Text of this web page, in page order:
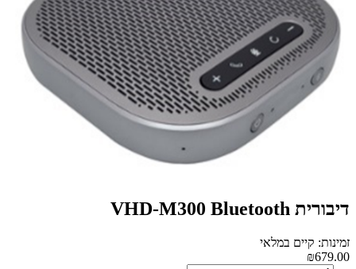
דיבורית VHD-M300 Bluetooth
זמינות: קיים במלאי
₪679.00